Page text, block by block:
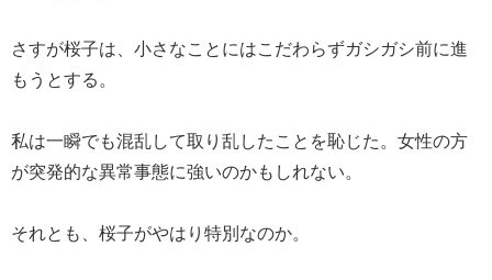
さすが桜子は、小さなことにはこだわらずガシガシ前に進
もうとする。
私は一瞬でも混乱して取り乱したことを恥じた。女性の方
が突発的な異常事態に強いのかもしれない。
それとも、桜子がやはり特別なのか。